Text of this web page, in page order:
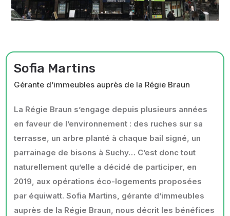
Sofia Martins
Gérante d’immeubles auprès de la Régie Braun
La Régie Braun s’engage depuis plusieurs années
en faveur de l’environnement : des ruches sur sa
terrasse, un arbre planté à chaque bail signé, un
parrainage de bisons à Suchy… C’est donc tout
naturellement qu’elle a décidé de participer, en
2019, aux opérations éco-logements proposées
par équiwatt. Sofia Martins, gérante d’immeubles
auprès de la Régie Braun, nous décrit les bénéfices